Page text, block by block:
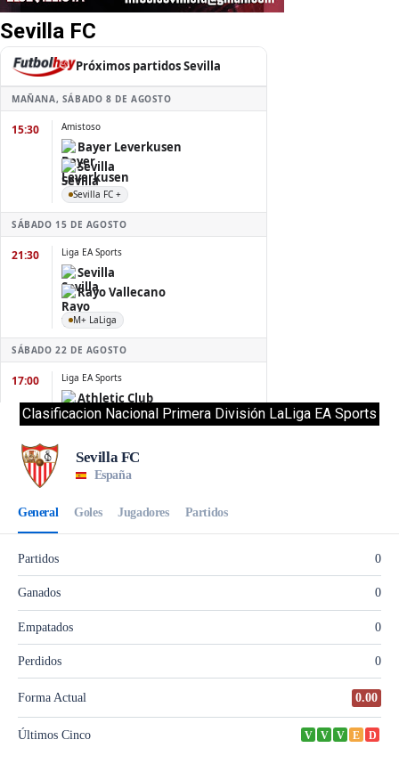
Sevilla FC
Clasificacion Nacional Primera División LaLiga EA Sports